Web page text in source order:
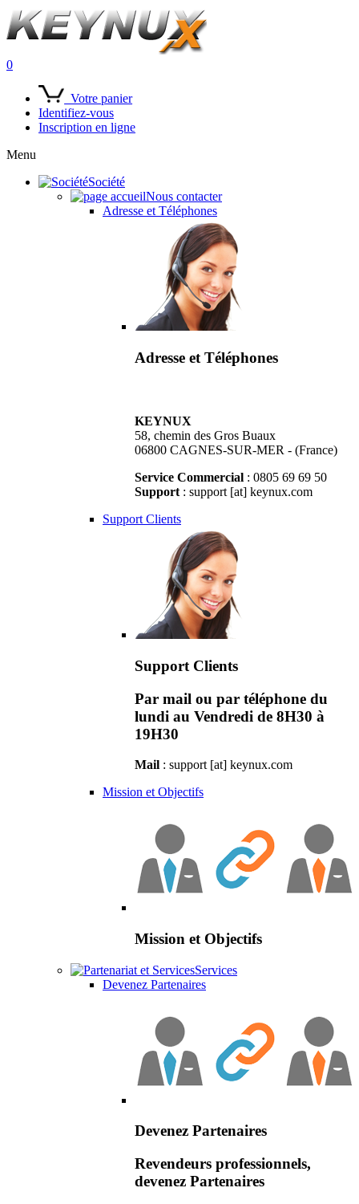
0
Votre panier
Identifiez-vous
Inscription en ligne
Menu
Société
Nous contacter
Adresse et Téléphones
Adresse et Téléphones
KEYNUX
58, chemin des Gros Buaux
06800 CAGNES-SUR-MER - (France)
Service Commercial : 0805 69 69 50
Support : support [at] keynux.com
Support Clients
Support Clients
Par mail ou par téléphone du
lundi au Vendredi de 8H30 à
19H30
Mail : support [at] keynux.com
Mission et Objectifs
Mission et Objectifs
Services
Devenez Partenaires
Devenez Partenaires
Revendeurs professionnels,
devenez Partenaires